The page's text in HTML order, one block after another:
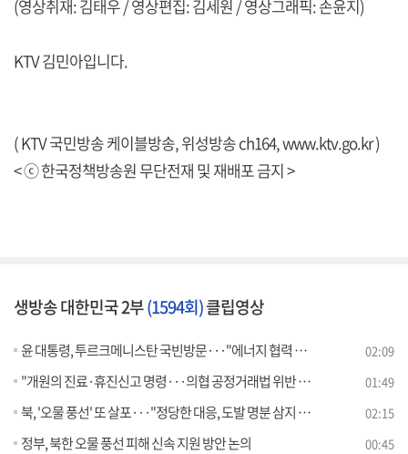
(영상취재: 김태우 / 영상편집: 김세원 / 영상그래픽: 손윤지)
KTV 김민아입니다.
( KTV 국민방송 케이블방송, 위성방송 ch164,www.ktv.go.kr)
< ⓒ 한국정책방송원 무단전재 및 재배포 금지 >
생방송 대한민국 2부(1594회)클립영상
윤 대통령, 투르크메니스탄 국빈방문···"에너지 협력 확대" 02:09
"개원의 진료·휴진신고 명령···의협 공정거래법 위반 검토" 01:49
북, '오물 풍선' 또 살포···"정당한 대응, 도발 명분 삼지 않아야" 02:15
정부, 북한 오물 풍선 피해 신속 지원 방안 논의 00:45